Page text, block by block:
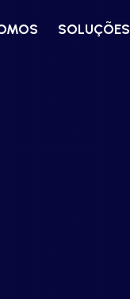
SOLUÇÕES